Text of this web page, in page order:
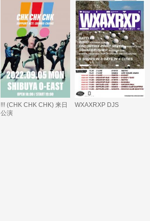
!!! (CHK CHK CHK) 来日
公演
WXAXRXP DJS